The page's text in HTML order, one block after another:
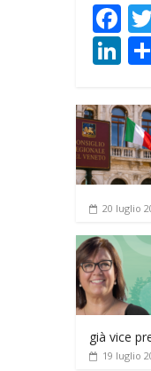
F
ac
e
b
o
o
k
Li
k
e
dI
n
20 luglio
già vice
19 luglio